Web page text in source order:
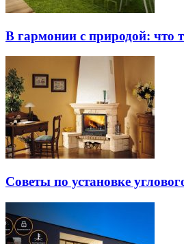
В гармонии с природой: что
Советы по установке